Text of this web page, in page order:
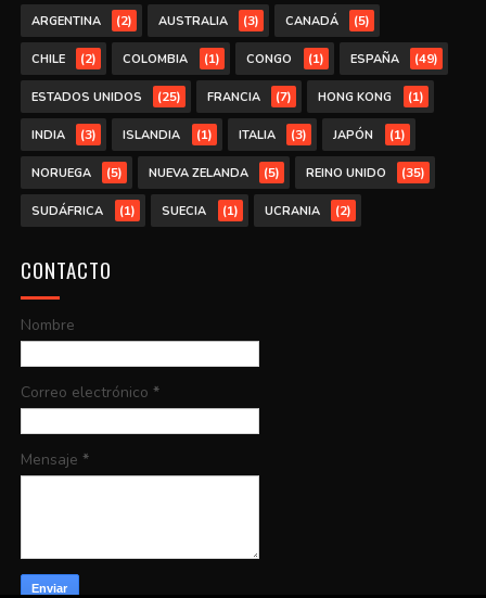
ARGENTINA (2) AUSTRALIA (3) CANADÁ (5)
CHILE (2) COLOMBIA (1) CONGO (1) ESPAÑA (49)
ESTADOS UNIDOS (25) FRANCIA (7) HONG KONG (1)
INDIA (3) ISLANDIA (1) ITALIA (3) JAPÓN (1)
NORUEGA (5) NUEVA ZELANDA (5) REINO UNIDO (35)
SUDÁFRICA (1) SUECIA (1) UCRANIA (2)
CONTACTO
Nombre
Correo electrónico *
Mensaje *